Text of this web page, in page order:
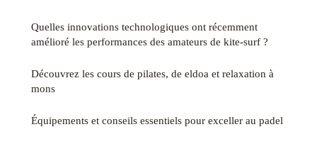
Quelles innovations technologiques ont récemment
amélioré les performances des amateurs de kite-surf ?
Découvrez les cours de pilates, de eldoa et relaxation à
mons
Équipements et conseils essentiels pour exceller au padel